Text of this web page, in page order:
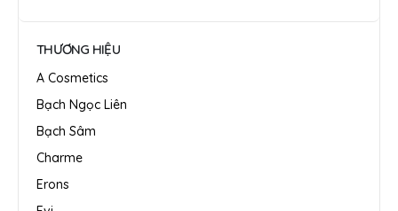
THƯƠNG HIỆU
A Cosmetics
Bạch Ngọc Liên
Bạch Sâm
Charme
Erons